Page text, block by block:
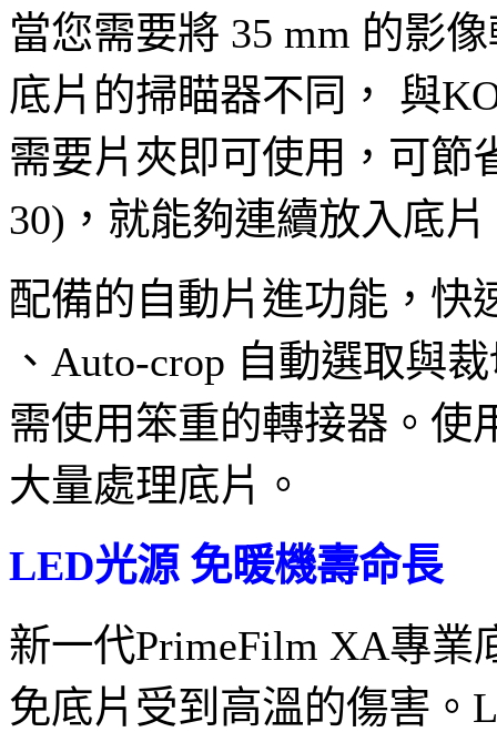
當您需要將 35 mm 的影
底片的掃瞄器不同， 與
需要片夾即可使用，可節
30)，就能夠連續放入底
配備的自動片進功能，快
、Auto-crop 自動選取與
需使用笨重的轉接器。使
大量處理底片。
LED光源 免暖機壽命長
新一代PrimeFilm XA專業
免底片受到高溫的傷害。